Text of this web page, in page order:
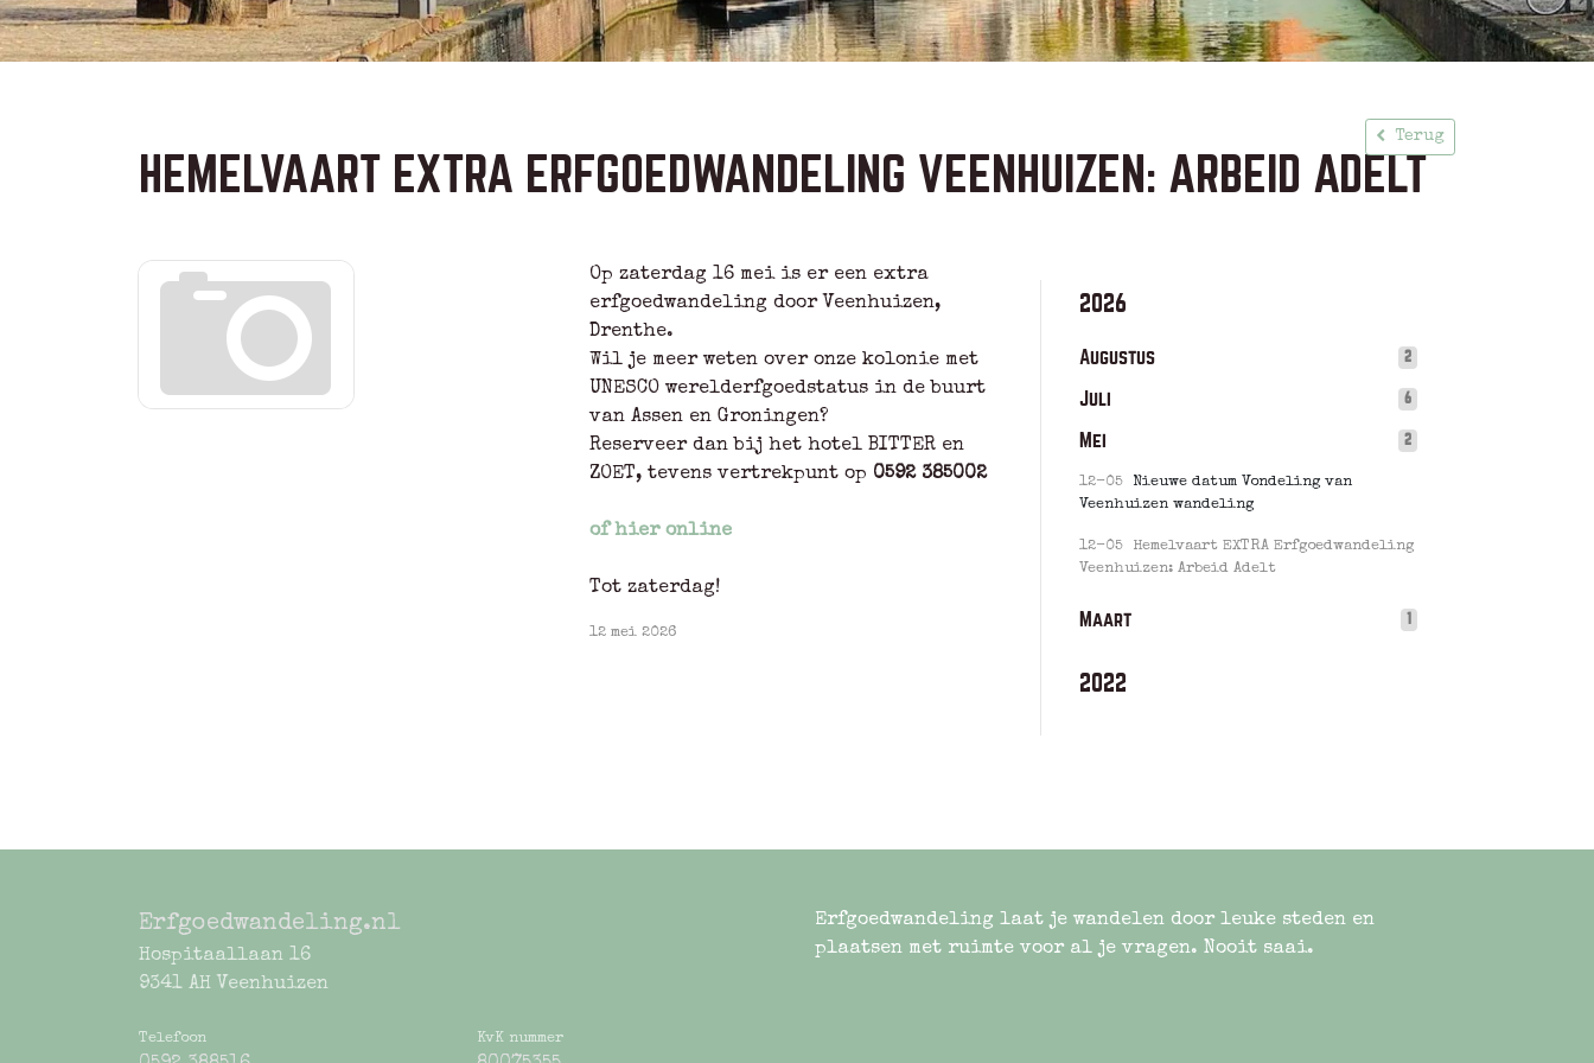
HEMELVAART EXTRA ERFGOEDWANDELING VEENHUIZEN: ARBEID ADELT
Terug
Op zaterdag 16 mei is er een extra
erfgoedwandeling door Veenhuizen,
Drenthe.
Wil je meer weten over onze kolonie met
UNESCO werelderfgoedstatus in de buurt
van Assen en Groningen?
Reserveer dan bij het hotel BITTER en
ZOET, tevens vertrekpunt op 0592 385002
of hier online
Tot zaterdag!
12 mei 2026
2026
Augustus 2
Juli 6
Mei 2
12-05
Nieuwe datum Vondeling van
Veenhuizen wandeling
12-05
Hemelvaart EXTRA Erfgoedwandeling
Veenhuizen: Arbeid Adelt
Maart 1
2022
Erfgoedwandeling.nl
Hospitaallaan 16
9341 AH Veenhuizen
Telefoon KvK nummer
Erfgoedwandeling laat je wandelen door leuke steden en
plaatsen met ruimte voor al je vragen. Nooit saai.